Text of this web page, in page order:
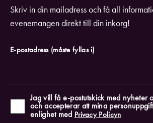
Skriv in din mailadress och få all
evenemangen direkt till din inkorg!
E-postadress (måste fyllas i)
Jag vill få e-postutskick med nyheter
och accepterar att mina
enlighet med Privacy Policyn